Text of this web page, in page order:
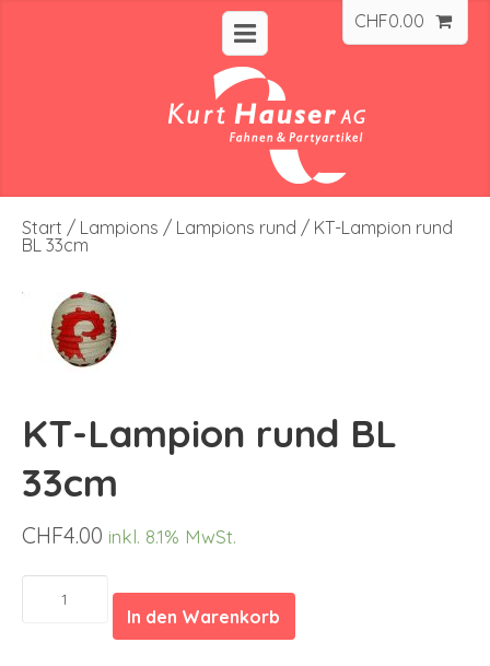
CHF0.00
Start / Lampions / Lampions rund / KT-Lampion rund
BL 33cm
KT-Lampion rund BL
33cm
CHF4.00 inkl. 8.1% MwSt.
KT-
Lampion
rund
In den Warenkorb